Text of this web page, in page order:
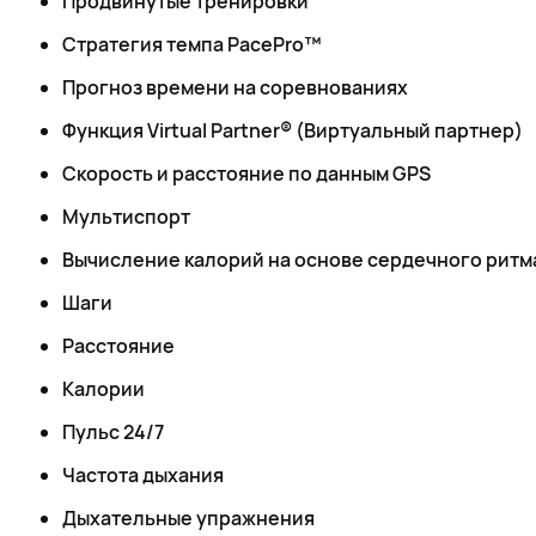
Стратегия темпа PacePro™
Прогноз времени на соревнованиях
Функция Virtual Partner® (Виртуальный партнер)
Скорость и расстояние по данным GPS
Мультиспорт
Вычисление калорий на основе сердечного
Шаги
Расстояние
Калории
Пульс 24/7
Частота дыхания
Дыхательные упражнения